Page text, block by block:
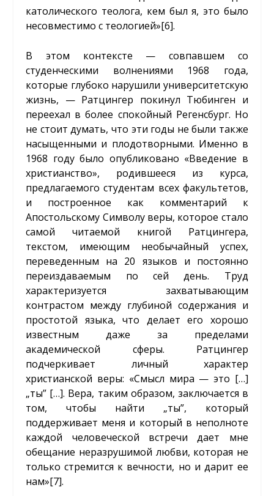
католического теолога, кем был я, это было
несовместимо с теологией»[6].
В этом контексте — совпавшем со
студенческими волнениями 1968 года,
которые глубоко нарушили университетскую
жизнь, — Ратцингер покинул Тюбинген и
переехал в более спокойный Регенсбург. Но
не стоит думать, что эти годы не были также
насыщенными и плодотворными. Именно в
1968 году было опубликовано «Введение в
христианство», родившееся из курса,
предлагаемого студентам всех факультетов,
и построенное как комментарий к
Апостольскому Символу веры, которое стало
самой читаемой книгой Ратцингера,
текстом, имеющим необычайный успех,
переведенным на 20 языков и постоянно
переиздаваемым по сей день. Труд
характеризуется захватывающим
контрастом между глубиной содержания и
простотой языка, что делает его хорошо
известным даже за пределами
академической сферы. Ратцингер
подчеркивает личный характер
христианской веры: «Смысл мира — это […]
„ты” […]. Вера, таким образом, заключается в
том, чтобы найти „ты”, который
поддерживает меня и который в неполноте
каждой человеческой встречи дает мне
обещание неразрушимой любви, которая не
только стремится к вечности, но и дарит ее
нам»[7].